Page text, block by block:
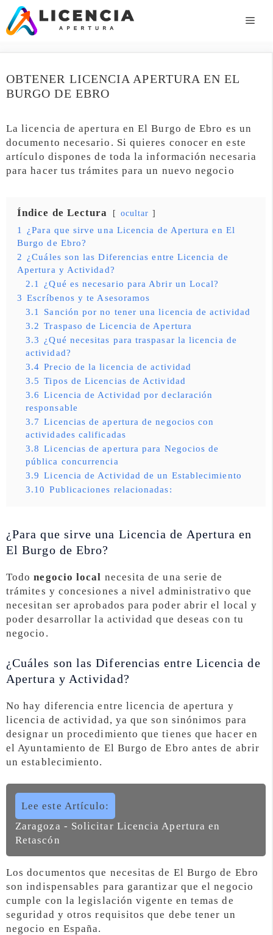
Saltar
contenido
OBTENER LICENCIA APERTURA EN EL
BURGO DE EBRO
La licencia de apertura en El Burgo de Ebro es un
documento necesario. Si quieres conocer en este
artículo dispones de toda la información necesaria
para hacer tus trámites para un nuevo negocio
Índice de Lectura ocultar
1
¿Para que sirve una Licencia de Apertura en El
Burgo de Ebro?
2 ¿Cuáles son las Diferencias entre Licencia de
Apertura y Actividad?
2.1
¿Qué es necesario para Abrir un Local?
3 Escríbenos y te Asesoramos
3.1
Sanción por no tener una licencia de actividad
3.2 Traspaso de Licencia de Apertura
3.3 ¿Qué necesitas para traspasar la licencia de
actividad?
3.4 Precio de la licencia de actividad
3.5 Tipos de Licencias de Actividad
3.6 Licencia de Actividad por declaración
responsable
3.7 Licencias de apertura de negocios con
actividades calificadas
3.8 Licencias de apertura para Negocios de
pública concurrencia
3.9 Licencia de Actividad de un Establecimiento
3.10 Publicaciones relacionadas:
¿Para que sirve una Licencia de Apertura en
El Burgo de Ebro?
Todonegocio local necesita de una serie de
trámites y concesiones a nivel administrativo que
necesitan ser aprobados para poder abrir el local y
poder desarrollar la actividad que deseas con tu
negocio.
¿Cuáles son las Diferencias entre Licencia de
Apertura y Actividad?
No hay diferencia entre licencia de apertura y
licencia de actividad, ya que son sinónimos para
designar un procedimiento que tienes que hacer en
el Ayuntamiento de El Burgo de Ebro antes de abrir
un establecimiento.
Lee este Artículo:
Zaragoza - Solicitar Licencia Apertura en
Retascón
Los documentos que necesitas de El Burgo de Ebro
son indispensables para garantizar que el negocio
cumple con la legislación vigente en temas de
seguridad y otros requisitos que debe tener un
negocio en España.